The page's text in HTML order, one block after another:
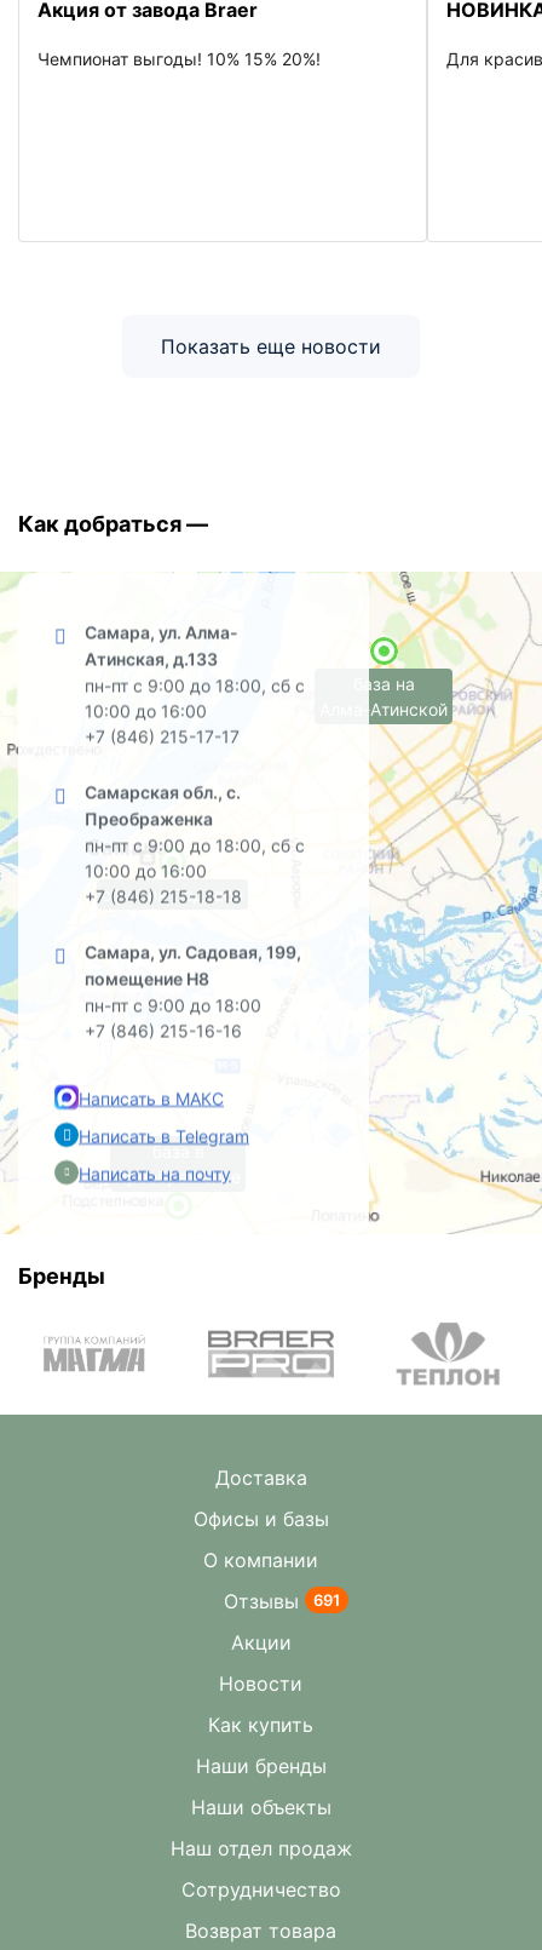
Акция от завода Braer
Чемпионат выгоды! 10% 15% 20%! Для
Показать еще новости
Как добраться —
Самара, ул. Алма-
Атинская, д.133
пн-пт с 9:00 до 18:00, сб с
10:00 до 16:00
+7 (846) 215-17-17
Самарская обл., с.
Преображенка
пн-пт с 9:00 до 18:00, сб с
10:00 до 16:00
+7 (846) 215-18-18
Самара, ул. Садовая, 199,
помещение Н8
пн-пт с 9:00 до 18:00
+7 (846) 215-16-16
Написать в МАКС
Написать в Telegram
Написать на почту
офис на Садовой
база в
Преображенке
база на
Алма-Атинской
Бренды
Доставка
Офисы и базы
О компании
Отзывы
691
Акции
Новости
Как купить
Наши бренды
Наши объекты
Наш отдел продаж
Сотрудничество
Возврат товара